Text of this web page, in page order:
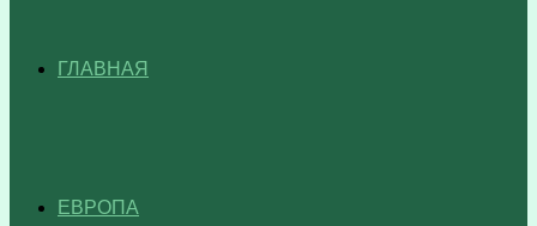
ГЛАВНАЯ
ЕВРОПА